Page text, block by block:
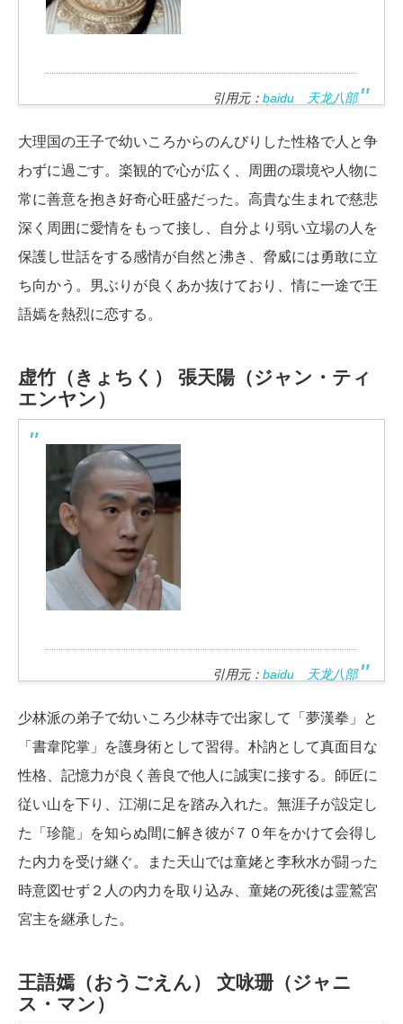
引用元： baidu 天龙八部
大理国の王子で幼いころからのんびりした性格で人と争
わずに過ごす。楽観的で心が広く、周囲の環境や人物に
常に善意を抱き好奇心旺盛だった。高貴な生まれで慈悲
深く周囲に愛情をもって接し、自分より弱い立場の人を
保護し世話をする感情が自然と沸き、脅威には勇敢に立
ち向かう。男ぶりが良くあか抜けており、情に一途で王
語嫣を熱烈に恋する。
虚竹（きょちく）
張天陽（ジャン・ティ
エンヤン）
引用元： baidu 天龙八部
少林派の弟子で幼いころ少林寺で出家して「夢漢拳」と
「書韋陀掌」を護身術として習得。朴訥として真面目な
性格、記憶力が良く善良で他人に誠実に接する。師匠に
従い山を下り、江湖に足を踏み入れた。無涯子が設定し
た「珍龍」を知らぬ間に解き彼が７０年をかけて会得し
た内力を受け継ぐ。また天山では童姥と李秋水が闘った
時意図せず２人の内力を取り込み、童姥の死後は霊鷲宮
宮主を継承した。
王語嫣（おうごえん）
文咏珊（ジャニ
ス・マン）